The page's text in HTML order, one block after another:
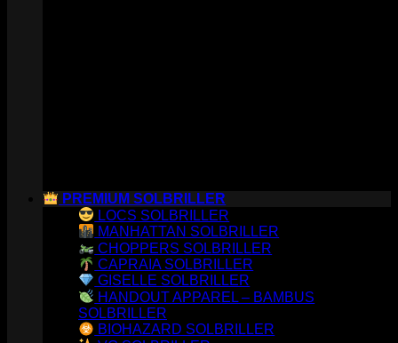
PREMIUM SOLBRILLER
LOCS SOLBRILLER
MANHATTAN SOLBRILLER
CHOPPERS SOLBRILLER
CAPRAIA SOLBRILLER
GISELLE SOLBRILLER
HANDOUT APPAREL – BAMBUS
SOLBRILLER
BIOHAZARD SOLBRILLER